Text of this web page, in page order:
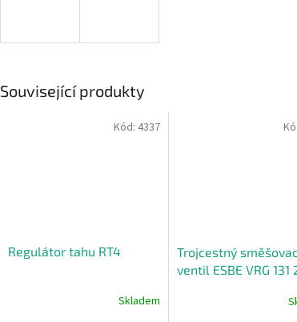
Související produkty
Regulátor tahu RT4
Skladem
Kód: 4337
Trojcestný
ventil ESBE VRG 131